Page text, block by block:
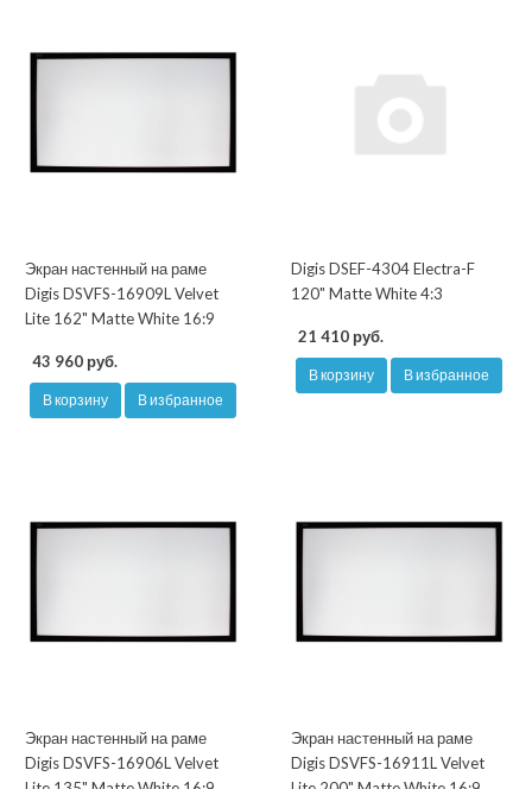
Экран настенный на раме
Digis DSVFS-16909L Velvet
Lite 162" Matte White 16:9
43 960 руб.
В корзину В избранное
Digis DSEF-4304 Electra-F
120" Matte White 4:3
21 410 руб.
В корзину В избранное
Экран настенный на раме
Digis DSVFS-16906L Velvet
Экран настенный на раме
Digis DSVFS-16911L Velvet